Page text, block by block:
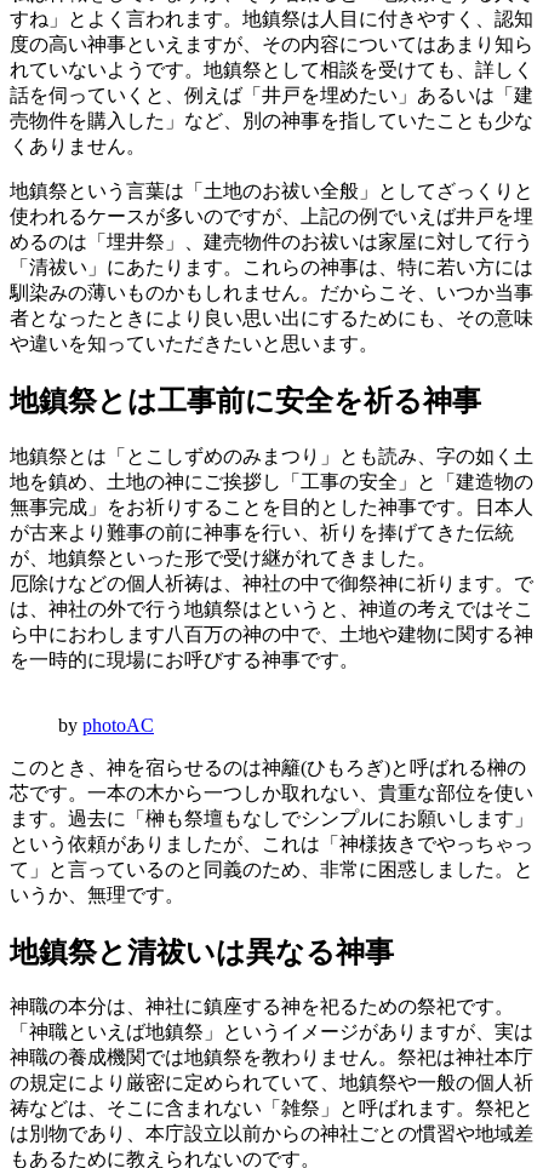
すね」とよく言われます。地鎮祭は人目に付きやすく、認知
度の高い神事といえますが、その内容についてはあまり知ら
れていないようです。地鎮祭として相談を受けても、詳しく
話を伺っていくと、例えば「井戸を埋めたい」あるいは「建
売物件を購入した」など、別の神事を指していたことも少な
くありません。
地鎮祭という言葉は「土地のお祓い全般」としてざっくりと
使われるケースが多いのですが、上記の例でいえば井戸を埋
めるのは「埋井祭」、建売物件のお祓いは家屋に対して行う
「清祓い」にあたります。これらの神事は、特に若い方には
馴染みの薄いものかもしれません。だからこそ、いつか当事
者となったときにより良い思い出にするためにも、その意味
や違いを知っていただきたいと思います。
地鎮祭とは工事前に安全を祈る神事
地鎮祭とは「とこしずめのみまつり」とも読み、字の如く土
地を鎮め、土地の神にご挨拶し「工事の安全」と「建造物の
無事完成」をお祈りすることを目的とした神事です。日本人
が古来より難事の前に神事を行い、祈りを捧げてきた伝統
が、地鎮祭といった形で受け継がれてきました。
厄除けなどの個人祈祷は、神社の中で御祭神に祈ります。で
は、神社の外で行う地鎮祭はというと、神道の考えではそこ
ら中におわします八百万の神の中で、土地や建物に関する神
を一時的に現場にお呼びする神事です。
by photoAC
このとき、神を宿らせるのは神籬(ひもろぎ)と呼ばれる榊の
芯です。一本の木から一つしか取れない、貴重な部位を使い
ます。過去に「榊も祭壇もなしでシンプルにお願いします」
という依頼がありましたが、これは「神様抜きでやっちゃっ
て」と言っているのと同義のため、非常に困惑しました。と
いうか、無理です。
地鎮祭と清祓いは異なる神事
神職の本分は、神社に鎮座する神を祀るための祭祀です。
「神職といえば地鎮祭」というイメージがありますが、実は
神職の養成機関では地鎮祭を教わりません。祭祀は神社本庁
の規定により厳密に定められていて、地鎮祭や一般の個人祈
祷などは、そこに含まれない「雑祭」と呼ばれます。祭祀と
は別物であり、本庁設立以前からの神社ごとの慣習や地域差
もあるために教えられないのです。